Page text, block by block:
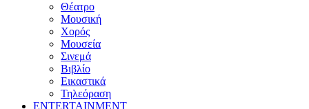
Θέατρο
Μουσική
Χορός
Μουσεία
Σινεμά
Βιβλίο
Εικαστικά
Τηλεόραση
ENTERTAINMENT